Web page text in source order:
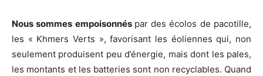
Nous sommes empoisonnés par des écolos de pacotille,
les « Khmers Verts », favorisant les éoliennes qui, non
seulement produisent peu d’énergie, mais dont les pales,
les montants et les batteries sont non recyclables. Quand